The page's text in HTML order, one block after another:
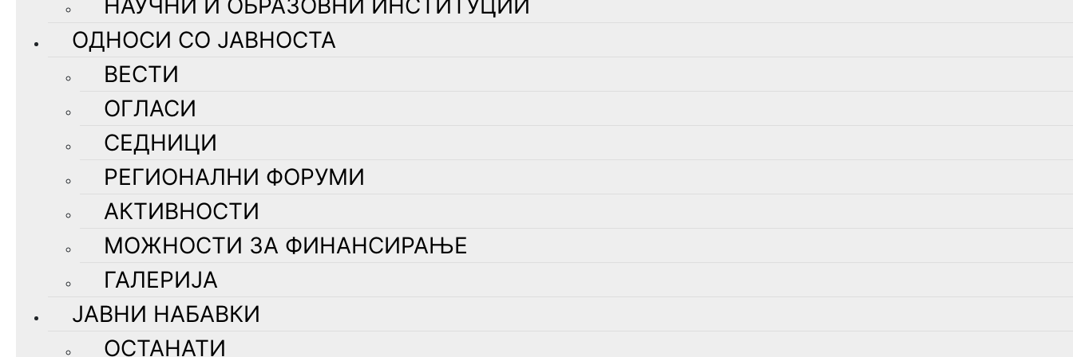
НАУЧНИ И ОБРАЗОВНИ ИНСТИТУЦИИ
ОДНОСИ СО ЈАВНОСТА
ВЕСТИ
ОГЛАСИ
СЕДНИЦИ
РЕГИОНАЛНИ ФОРУМИ
АКТИВНОСТИ
МОЖНОСТИ ЗА ФИНАНСИРАЊЕ
ГАЛЕРИЈА
ЈАВНИ НАБАВКИ
ОСТАНАТИ